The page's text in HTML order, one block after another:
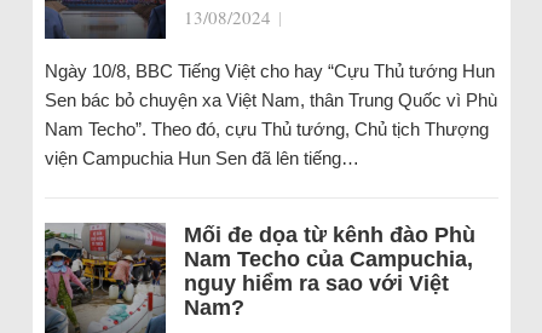
13/08/2024 |
Ngày 10/8, BBC Tiếng Việt cho hay “Cựu Thủ tướng Hun
Sen bác bỏ chuyện xa Việt Nam, thân Trung Quốc vì Phù
Nam Techo”. Theo đó, cựu Thủ tướng, Chủ tịch Thượng
viện Campuchia Hun Sen đã lên tiếng…
Mối đe dọa từ kênh đào Phù
Nam Techo của Campuchia,
nguy hiểm ra sao với Việt
Nam?